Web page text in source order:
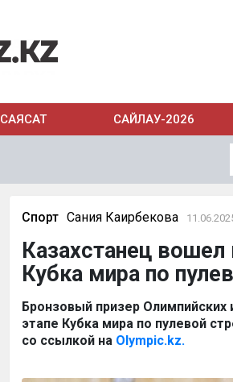
САЯСАТ САЙЛАУ-2026
Спорт Сания Каирбекова
Казахстанец вошел
Кубка мира по
Бронзовый призер
этапе Кубка мира по пулевой
со ссылкой на Olympic.kz.